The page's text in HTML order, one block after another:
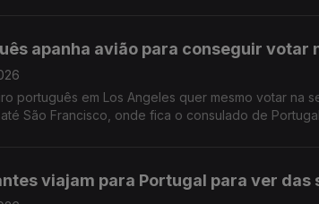
apanha avião para conseguir votar
português em Los Angeles quer mesmo votar na
São Francisco, onde fica o consulado de
viajam para Portugal para ver das